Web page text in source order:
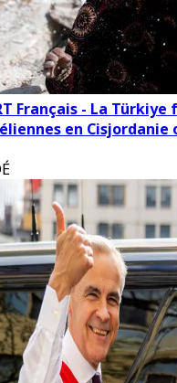
Français - La Türkiye
en Cisjordanie